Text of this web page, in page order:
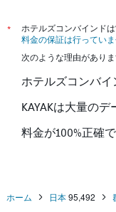
*
ホテルズコンバインド
料金の保証は行ってい
次のような理由がありま
ホテルズコンバ
KAYAKは大量の
料金が100%正確
ホーム 日本 95,492